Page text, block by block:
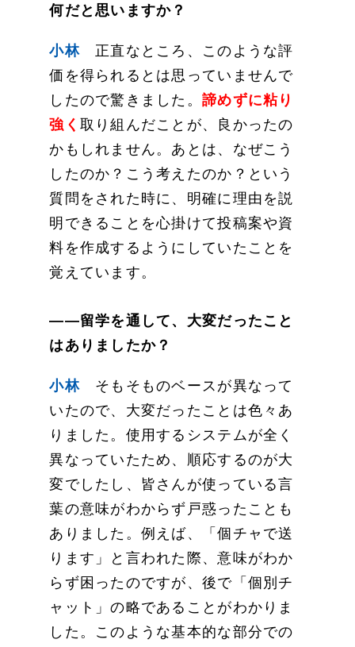
何だと思いますか？
小林正直なところ、このような評
価を得られるとは思っていませんで
したので驚きました。諦めずに粘り
強く 取り組んだことが、良かったの
かもしれません。あとは、なぜこう
したのか？こう考えたのか？という
質問をされた時に、明確に理由を説
明できることを心掛けて投稿案や資
料を作成するようにしていたことを
覚えています。
——留学を通して、大変だったこと
はありましたか？
小林そもそものベースが異なって
いたので、大変だったことは色々あ
りました。使用するシステムが全く
異なっていたため、順応するのが大
変でしたし、皆さんが使っている言
葉の意味がわからず戸惑ったことも
ありました。例えば、「個チャで送
ります」と言われた際、意味がわか
らず困ったのですが、後で「個別チ
ャット」の略であることがわかりま
した。このような基本的な部分での